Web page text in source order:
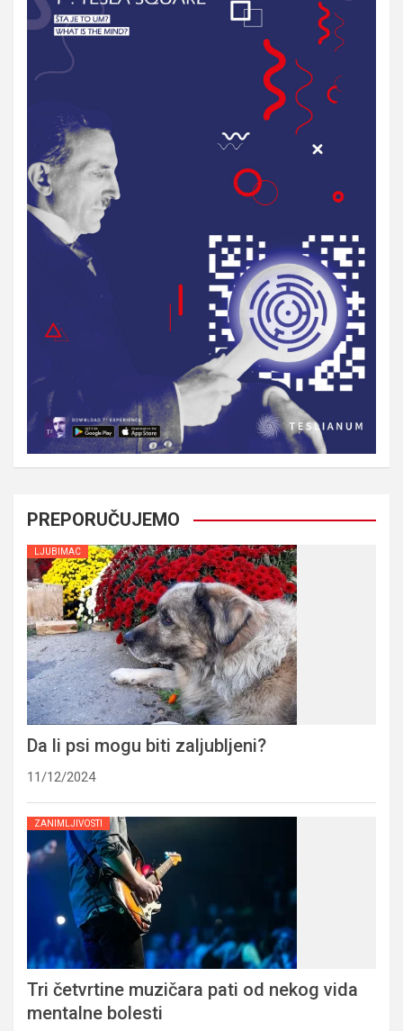
PREPORUČUJEMO
LJUBIMAC
Da li psi mogu biti zaljubljeni?
11/12/2024
ZANIMLJIVOSTI
Tri četvrtine muzičara pati od nekog vida
mentalne bolesti